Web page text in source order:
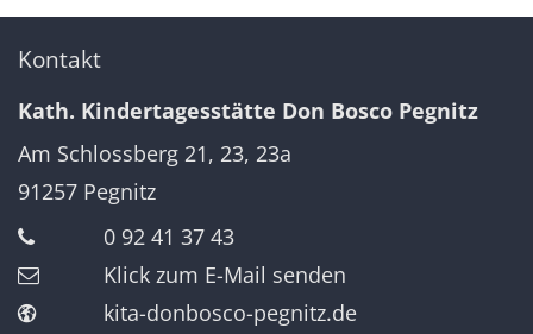
Kontakt
Kath. Kindertagesstätte Don Bosco Pegnitz
Am Schlossberg 21, 23, 23a
91257 Pegnitz
0 92 41 37 43
Klick zum E-Mail senden
kita-donbosco-pegnitz.de